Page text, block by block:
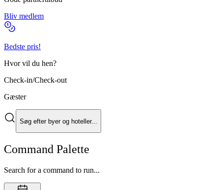
Bliv medlem
Bedste pris!
Hvor vil du hen?
Check-in/Check-out
Gæster
Søg efter byer og hoteller...
Command Palette
Search for a command to run...